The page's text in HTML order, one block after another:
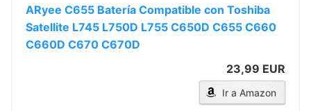
ARyee C655 Batería Compatible con Toshiba
Satellite L745 L750D L755 C650D C655 C660
C660D C670 C670D
23,99 EUR
Ir a Amazon